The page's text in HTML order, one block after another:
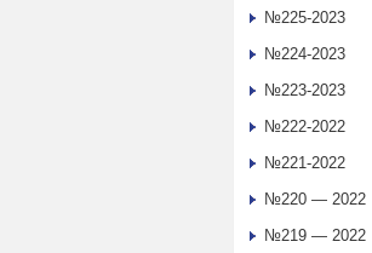
№225-2023
№224-2023
№223-2023
№222-2022
№221-2022
№220 — 2022
№219 — 2022